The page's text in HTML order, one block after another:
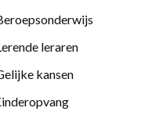
leraren
kansen